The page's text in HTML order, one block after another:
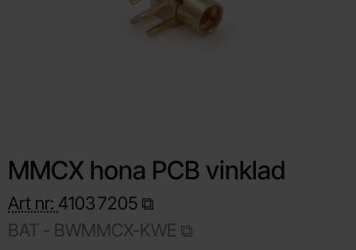
MMCX hona PCB vinklad
Art nr: 41037205
BAT - BWMMCX-KWE